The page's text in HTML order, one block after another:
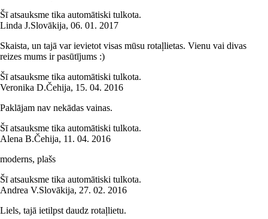
Šī atsauksme tika automātiski tulkota.
Linda J.Slovākija, 06. 01. 2017
Skaista, un tajā var ievietot visas mūsu rotaļlietas. Vienu vai divas
reizes mums ir pasūtījums :)
Šī atsauksme tika automātiski tulkota.
Veronika D.Čehija, 15. 04. 2016
Paklājam nav nekādas vainas.
Šī atsauksme tika automātiski tulkota.
Alena B.Čehija, 11. 04. 2016
moderns, plašs
Šī atsauksme tika automātiski tulkota.
Andrea V.Slovākija, 27. 02. 2016
Liels, tajā ietilpst daudz rotaļlietu.